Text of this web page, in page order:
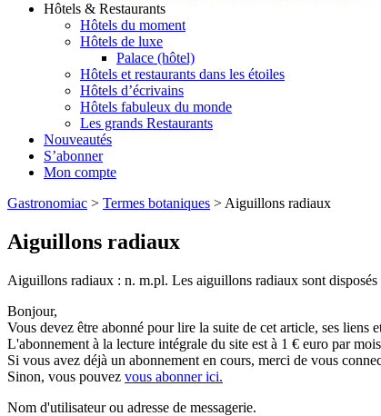
Hôtels & Restaurants
Hôtels du moment
Hôtels de luxe
Palace (hôtel)
Hôtels et restaurants dans les étoiles
Hôtels d’écrivains
Hôtels fabuleux du monde
Les grands Restaurants
Nouveautés
S’abonner
Mon compte
Gastronomiac > Termes botaniques > Aiguillons radiaux
Aiguillons radiaux
Aiguillons radiaux : n. m.pl. Les aiguillons radiaux sont
Bonjour,
Vous devez être abonné pour lire la suite de cet article, ses liens
L'abonnement à la lecture intégrale du site est à 1 € euro par
Si vous avez déjà un abonnement en cours, merci de vous
Sinon, vous pouvez vous abonner ici.
Nom d'utilisateur ou adresse de messagerie.